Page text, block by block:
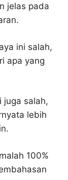
jelas pada
ini salah,
apa yang
juga salah,
lebih
100%